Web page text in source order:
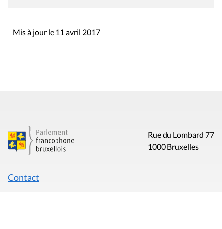
Mis à jour le 11 avril 2017
Rue du Lombard 77
1000 Bruxelles
Contact